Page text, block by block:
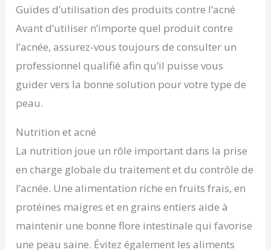
Guides d’utilisation des produits contre l’acné
Avant d’utiliser n’importe quel produit contre
l’acnée, assurez-vous toujours de consulter un
professionnel qualifié afin qu’il puisse vous
guider vers la bonne solution pour votre type de
peau.
Nutrition et acné
La nutrition joue un rôle important dans la prise
en charge globale du traitement et du contrôle de
l’acnée. Une alimentation riche en fruits frais, en
protéines maigres et en grains entiers aide à
maintenir une bonne flore intestinale qui favorise
une peau saine. Évitez également les aliments